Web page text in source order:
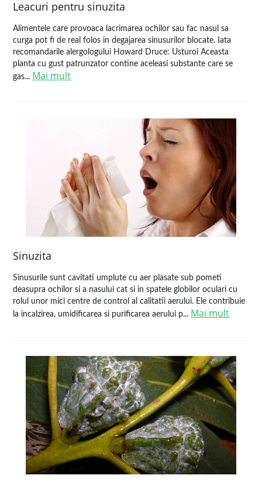
Leacuri pentru sinuzita
Alimentele care provoaca lacrimarea ochilor sau fac nasul sa
curga pot fi de real folos in degajarea sinusurilor blocate. Iata
recomandarile alergologului Howard Druce: Usturoi Aceasta
planta cu gust patrunzator contine aceleasi substante care se
gas... Mai mult
Sinuzita
Sinusurile sunt cavitati umplute cu aer plasate sub pometi
deasupra ochilor si a nasului cat si in spatele globilor oculari cu
rolul unor mici centre de control al calitatii aerului. Ele contribuie
la incalzirea, umidificarea si purificarea aerului p... Mai mult